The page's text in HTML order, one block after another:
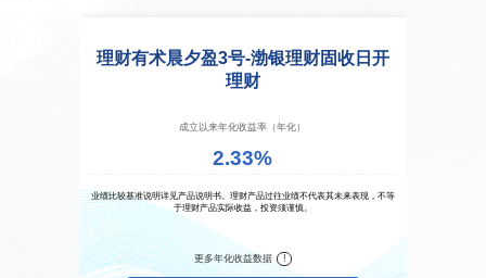
理财有术晨夕盈3号-渤银理财固收日开
理财
成立以来年化收益率（年化）
2.33%
业绩比较基准说明详见产品说明书。理财产品过往业绩不代表其未来表现，不等
于理财产品实际收益，投资须谨慎。
更多年化收益数据 !